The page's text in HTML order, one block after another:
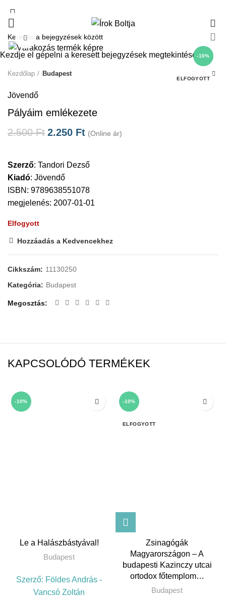
-10%
ELFOGYOTT
Click to enlarge
Kezdőlap Budapest
Jövendő
Pályáim emlékezete
2.500Ft 2.250 Ft (Online ár)
Szerző: Tandori Dezső
Kiadó: Jövendő
ISBN: 9789638551078
megjelenés: 2007-01-01
Elfogyott
Hozzáadás a Kedvencekhez
Cikkszám: 11130250
Kategória: Budapest
Megosztás
KAPCSOLÓDÓ TERMÉKEK
-10%
Le a Halászbástyával!
Budapest
Szerző: Földes András -
Vancsó Zoltán
-10%
ELFOGYOTT
Zsinagógák
Magyarországon – A
budapesti Kazinczy utcai
ortodox főtemplom…
Budapest
Kezdje el gépelni a keresett bejegyzések megtekintéséhez.